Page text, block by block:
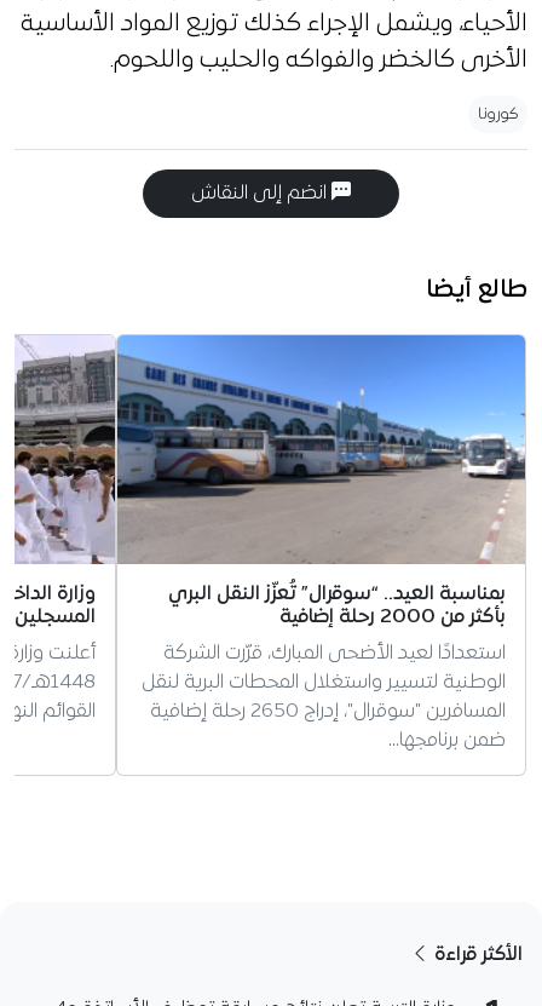
الأحياء، ويشمل الإجراء كذلك توزيع المواد الأساسية
الأخرى كالخضر والفواكه والحليب واللحوم.
كورونا
انضم إلى النقاش
طالع أيضا
بمناسبة العيد.. “سوقرال” تُعزّز النقل البري
بأكثر من 2000 رحلة إضافية
استعدادًا لعيد الأضحى المبارك، قرّرت الشركة
الوطنية لتسيير واستغلال المحطات البرية لنقل
المسافرين "سوقرال"، إدراج 2650 رحلة إضافية
ضمن برنامجها…
وزارة
المسجلين
أعلنت
القوائم
الأكثر قراءة